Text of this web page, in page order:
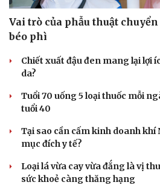
Âm nhạc
Di sản
Vai trò của phẫu thuật
béo phì
Chiết xuất đậu đen mang lại lợi
da?
Tuổi 70 uống 5 loại thuốc mỗi
tuổi 40
Tại sao cần cấm kinh doanh khí
mục đích y tế?
Loại lá vừa cay vừa đắng là vị
sức khoẻ càng thăng hạng